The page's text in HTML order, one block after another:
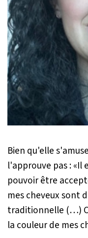
Bien qu'elle
l'approuve pas : «Il
pouvoir être
mes cheveux sont
traditionnelle (…)
la couleur de mes